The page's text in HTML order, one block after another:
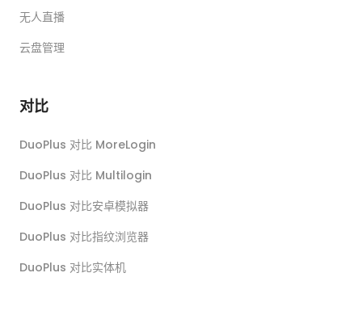
无人直播
云盘管理
对比
DuoPlus 对比 MoreLogin
DuoPlus 对比 Multilogin
DuoPlus 对比安卓模拟器
DuoPlus 对比指纹浏览器
DuoPlus 对比实体机